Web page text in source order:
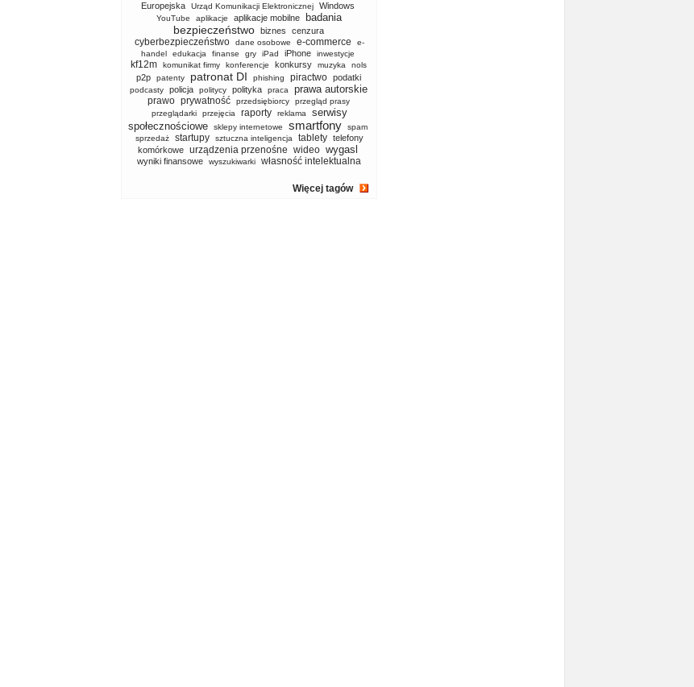
Europejska
Urząd Komunikacji Elektronicznej Windows
YouTube aplikacje aplikacje mobilne badania
bezpieczeństwo biznes cenzura
cyberbezpieczeństwo dane osobowe e-commerce
e-
handel
edukacja finanse gry iPad iPhone inwestycje
kf12m komunikat firmy konferencje konkursy muzyka nols
p2p patenty patronat DI phishing piractwo podatki
podcasty policja politycy polityka praca prawa autorskie
prawo prywatność przedsiębiorcy
przegląd prasy
przeglądarki
przejęcia raporty reklama
serwisy
społecznościowe
sklepy internetowe smartfony
spam
sprzedaż
startupy sztuczna inteligencja tablety telefony
komórkowe urządzenia przenośne wideo wygasl
wyniki finansowe wyszukiwarki własność intelektualna
Więcej tagów